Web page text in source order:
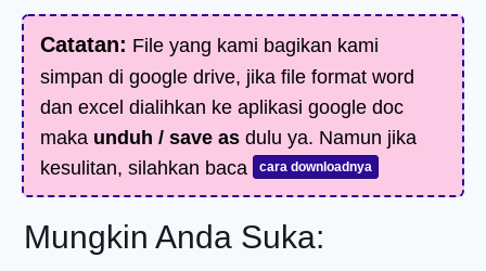
Catatan: File yang kami bagikan kami
simpan di google drive, jika file format word
dan excel dialihkan ke aplikasi google doc
maka unduh / save as dulu ya. Namun jika
kesulitan, silahkan baca
cara downloadnya
Mungkin Anda Suka: